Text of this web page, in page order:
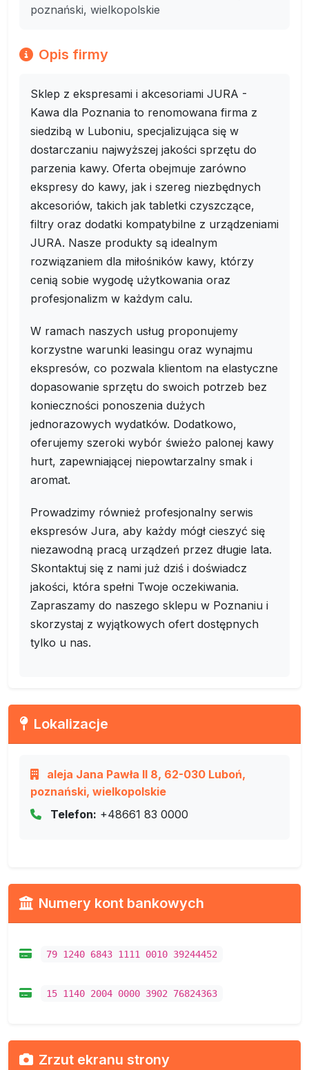
poznański, wielkopolskie
Opis firmy
Sklep z ekspresami i akcesoriami JURA -
Kawa dla Poznania to renomowana firma z
siedzibą w Luboniu, specjalizująca się w
dostarczaniu najwyższej jakości sprzętu do
parzenia kawy. Oferta obejmuje zarówno
ekspresy do kawy, jak i szereg niezbędnych
akcesoriów, takich jak tabletki czyszczące,
filtry oraz dodatki kompatybilne z urządzeniami
JURA. Nasze produkty są idealnym
rozwiązaniem dla miłośników kawy, którzy
cenią sobie wygodę użytkowania oraz
profesjonalizm w każdym calu.
W ramach naszych usług proponujemy
korzystne warunki leasingu oraz wynajmu
ekspresów, co pozwala klientom na elastyczne
dopasowanie sprzętu do swoich potrzeb bez
konieczności ponoszenia dużych
jednorazowych wydatków. Dodatkowo,
oferujemy szeroki wybór świeżo palonej kawy
hurt, zapewniającej niepowtarzalny smak i
aromat.
Prowadzimy również profesjonalny serwis
ekspresów Jura, aby każdy mógł cieszyć się
niezawodną pracą urządzeń przez długie lata.
Skontaktuj się z nami już dziś i doświadcz
jakości, która spełni Twoje oczekiwania.
Zapraszamy do naszego sklepu w Poznaniu i
skorzystaj z wyjątkowych ofert dostępnych
tylko u nas.
Lokalizacje
aleja Jana Pawła II 8, 62-030 Luboń,
poznański, wielkopolskie
Telefon: +48661 83 0000
Numery kont bankowych
79 1240 6843 1111 0010 39244452
15 1140 2004 0000 3902 76824363
Zrzut ekranu strony